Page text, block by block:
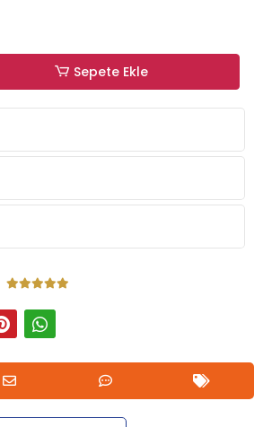
Sepete Ekle